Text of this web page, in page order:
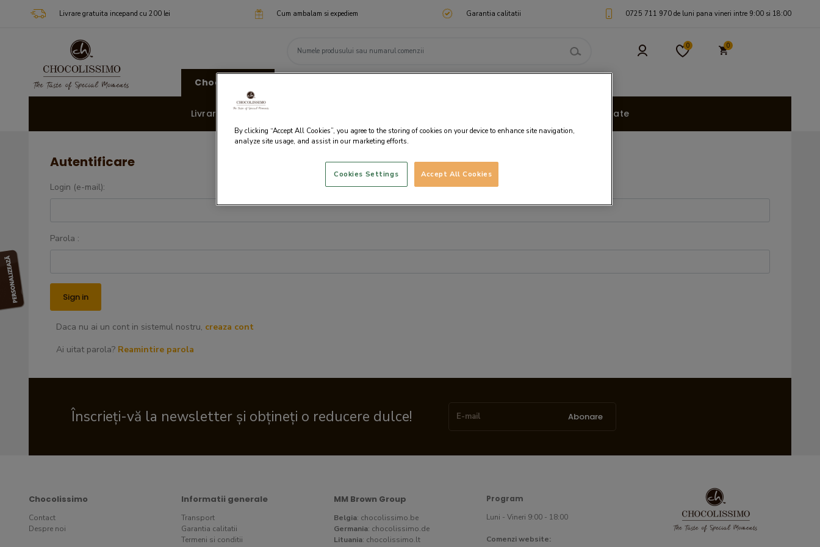
Livrare gratuita incepand cu 200 lei Cum ambalam si expediem Garantia calitatii 0725 711 970 de luni pana vineri intre 9:00 si 18:00
0 0
Chocolissimo
Livrare rapida 🚚 Cadouri Personalizate
Autentificare
Login (e-mail):
Parola :
Daca nu ai un cont in sistemul nostru, creaza cont
Ai uitat parola? Reamintire parola
Înscrieți-vă la newsletter și obțineți o reducere dulce! Abonare
Chocolissimo
Contact
Despre noi
Informatii generale
Transport
Garantia calitatii
Termeni si conditii
MM Brown Group
Belgia: chocolissimo.be
Germania: chocolissimo.de
Lituania: chocolissimo.lt
Program
Luni - Vineri 9:00 - 18:00
Comenzi website:
By clicking “Accept All Cookies”, you agree to the storing of cookies on your device to enhance site navigation,
analyze site usage, and assist in our marketing efforts.
Accept All Cookies
Cookies Settings